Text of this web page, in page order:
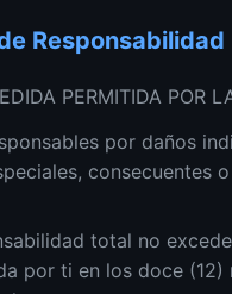
Responsabilidad
PERMITIDA POR
por daños
consecuentes o
total no
por ti en los doce (12)